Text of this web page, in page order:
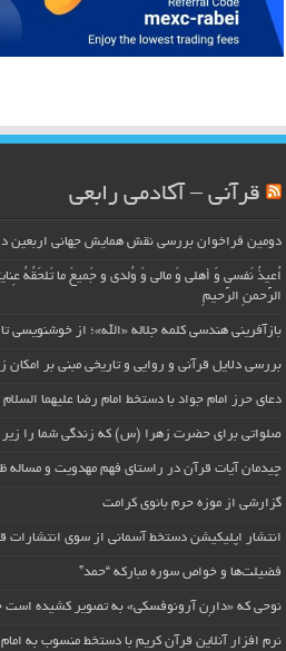
قرآنی – آکادمی رابعی
دومین فراخوان بررسی نقش همایش جهانی اربعین
اُعیذُ نَفسی وَ أهلی وَ مالی وَ وُلدی و جَمیعَ ما تَلحَقُهُ
الرَّحمنِ الرَّحیمِ
بازآفرینی هندسی کلمه جلاله «الله»؛ از خوشنویسی
بررسی دلایل قرآنی و روایی و تاریخی مبنی بر
دعای حرز امام جواد با دستخط امام رضا علیهما
صلواتی برای حضرت زهرا (س) که زندگی شما را زیر
چیدمان آیات قرآن در راستای فهم مهدویت و مساله
گزارشی از موزه حرم بانوی کرامت
انتشار اپلیکیشن دستخط آسمانی از سوی انتشارات
فضیلت‌ها و خواص سوره مبارکه “حمد”
نوحی که «دارِن آرونوفسکی» به تصویر کشیده است
نرم افزار آنلاین قرآن کریم با دستخط منسوب به